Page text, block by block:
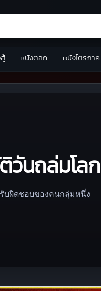
สู้ หนังตลก หนังไตรภาค
วันถล่มโลก
บผิดชอบของคนกลุ่มหนึ่ง